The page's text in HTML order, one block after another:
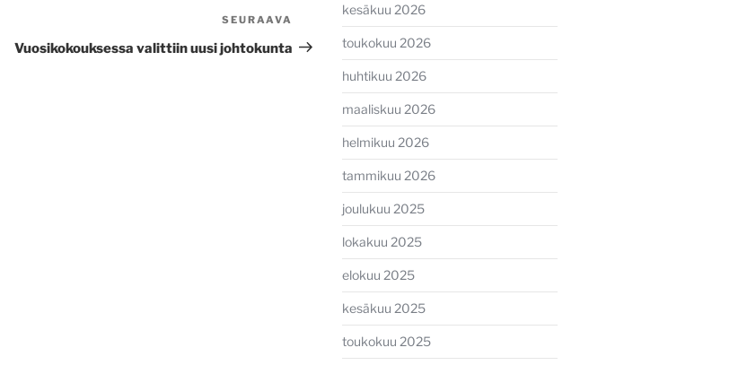
Seuraava
artikkeli
SEURAAVA
Vuosikokouksessa valittiin uusi johtokunta
kesäkuu 2026
toukokuu 2026
huhtikuu 2026
maaliskuu 2026
helmikuu 2026
tammikuu 2026
joulukuu 2025
lokakuu 2025
elokuu 2025
kesäkuu 2025
toukokuu 2025